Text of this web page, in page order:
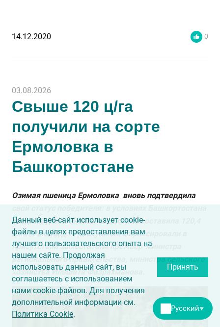
14.12.2020 0
03.08.2026
Свыше 120 ц/га
получили на сорте
Ермоловка в
Башкортостане
Озимая пшеница Ермоловка вновь подтвердила
средняя урожайность на делянке составила 120,4
ц/га. Рекорд для республики зафиксировали в
присутствии заместителя премьер-министра
регионального правительства, министра сельского
хозяйства Ильшата Фазрахманова.
Русский▼
Данный веб-сайт использует cookie-
файлы в целях предоставления вам
лучшего пользовательского опыта на
нашем сайте. Продолжая
использовать данный сайт, вы
соглашаетесь с использованием
нами cookie-файлов. Для получения
дополнительной информации см.
Политика Cookie.
Принять